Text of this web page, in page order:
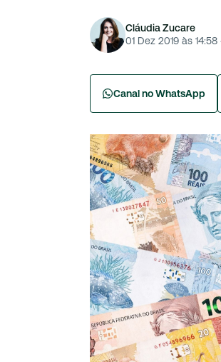
Cláudia Zucare
01 Dez 2019 às 14:58
Canal no WhatsApp